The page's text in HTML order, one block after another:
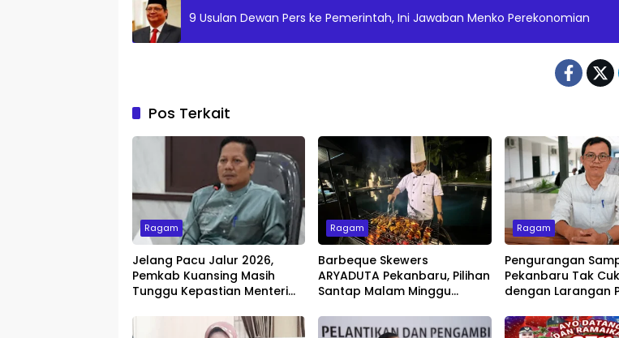
9 Usulan Dewan Pers ke Pemerintah, Ini Jawaban Menko Perekonomian
Pos Terkait
Ragam
Jelang Pacu Jalur 2026,
Pemkab Kuansing Masih
Tunggu Kepastian Menteri
Ragam
Barbeque Skewers
ARYADUTA Pekanbaru, Pilihan
Santap Malam Minggu
Ragam
Pengurangan
Pekanbaru Tak
dengan Larangan
Penentu